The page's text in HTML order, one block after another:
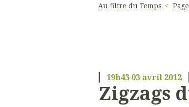
Au filtre du Temps
19h43 03 avril 2012
Zigzags